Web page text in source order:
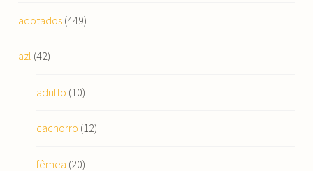
adotados (449)
azl (42)
adulto (10)
cachorro (12)
fêmea (20)